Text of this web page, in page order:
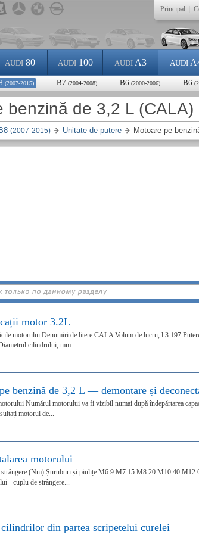
Principal
AUDI80 AUDI100 AUDI A3 AUDI
(2007-2015) B7 (2004-2008) B6 (2000-2006) B6
benzină de 3,2 L
B8 (2007-2015) Unitate de putere Motoare pe
motor 3.2L
motorului Denumiri de litere CALA Volum de lucru, l 3.197
cilindrului, mm...
benzină de 3,2 L — demontare și
Numărul motorului va fi vizibil numai după îndepărtarea
motorul de...
motorului
(Nm) Șuruburi și piulițe M6 9 M7 15 M8 20 M10 40 M12
- cuplu de strângere...
din partea scripetelui curelei